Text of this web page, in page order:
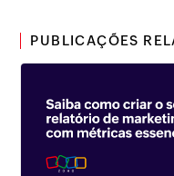
PUBLICAÇÕES